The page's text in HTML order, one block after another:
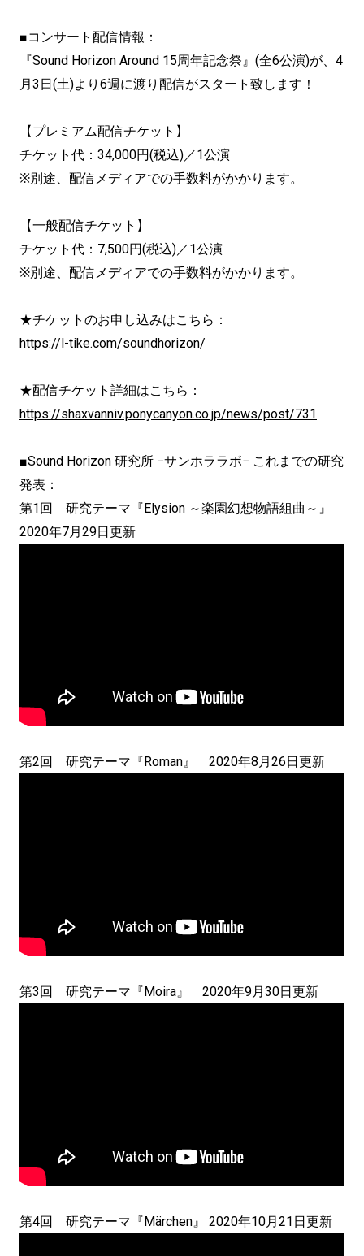
■コンサート配信情報：
『Sound Horizon Around 15周年記念祭』(全6公演)が、4
月3日(土)より6週に渡り配信がスタート致します！
【プレミアム配信チケット】
チケット代：34,000円(税込)／1公演
※別途、配信メディアでの手数料がかかります。
【一般配信チケット】
チケット代：7,500円(税込)／1公演
※別途、配信メディアでの手数料がかかります。
★チケットのお申し込みはこちら：
https://l-tike.com/soundhorizon/
★配信チケット詳細はこちら：
https://shaxvanniv.ponycanyon.co.jp/news/post/731
■Sound Horizon 研究所 −サンホララボ− これまでの研究
発表：
第1回 研究テーマ『Elysion ～楽園幻想物語組曲～』
2020年7月29日更新
第2回 研究テーマ『Roman』 2020年8月26日更新
第3回 研究テーマ『Moira』 2020年9月30日更新
第4回 研究テーマ『Märchen』 2020年10月21日更新